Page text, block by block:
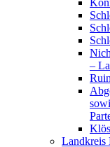
–
Landkreis